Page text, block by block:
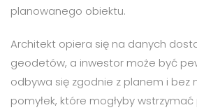
planowanego obiektu.
Architekt opiera się na danych
geodetów, a inwestor może być
odbywa się zgodnie z planem i bez
pomyłek, które mogłyby